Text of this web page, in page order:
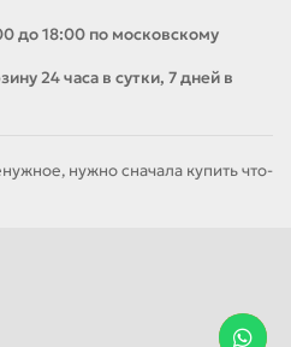
до 18:00 по московскому
24 часа в сутки, 7 дней в
нужно сначала купить что-